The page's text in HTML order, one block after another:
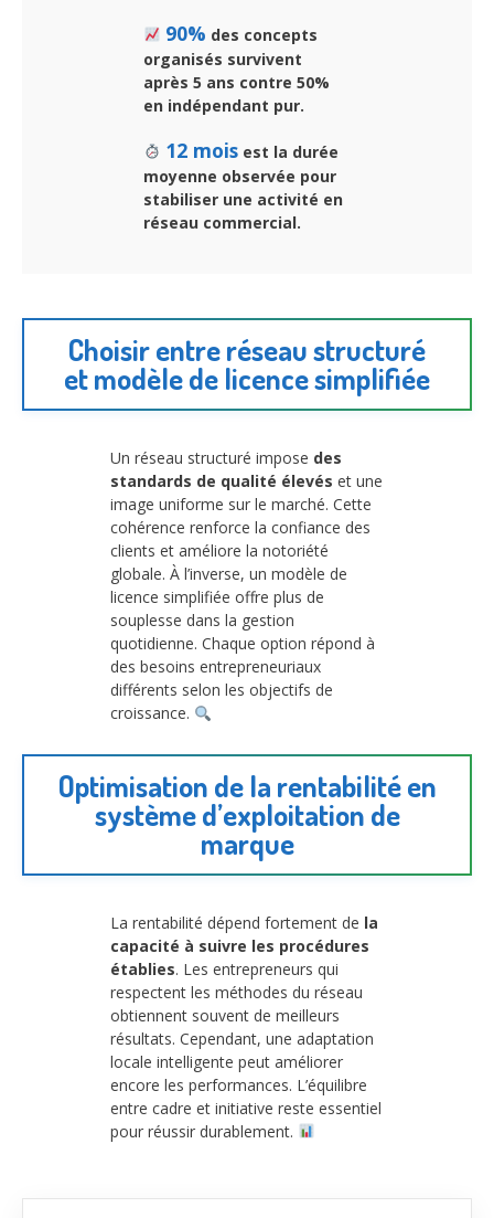
90% des concepts
organisés survivent
après 5 ans contre 50%
en indépendant pur.
12 moisest la durée
moyenne observée pour
stabiliser une activité en
réseau commercial.
Choisir entre réseau structuré
et modèle de licence simplifiée
Un réseau structuré impose des
standards de qualité élevés et une
image uniforme sur le marché. Cette
cohérence renforce la confiance des
clients et améliore la notoriété
globale. À l’inverse, un modèle de
licence simplifiée offre plus de
souplesse dans la gestion
quotidienne. Chaque option répond à
des besoins entrepreneuriaux
différents selon les objectifs de
croissance.
Optimisation de la rentabilité en
système d’exploitation de
marque
La rentabilité dépend fortement de la
capacité à suivre les procédures
établies. Les entrepreneurs qui
respectent les méthodes du réseau
obtiennent souvent de meilleurs
résultats. Cependant, une adaptation
locale intelligente peut améliorer
encore les performances. L’équilibre
entre cadre et initiative reste essentiel
pour réussir durablement.